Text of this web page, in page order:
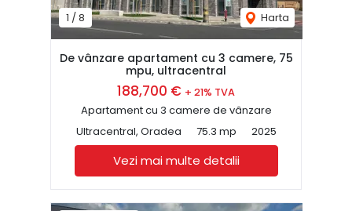
1 /8 Harta
De vânzare apartament cu 3 camere, 75
mpu, ultracentral
188,700 € + 21% TVA
Apartament cu 3 camere de vânzare
Ultracentral, Oradea
75.3 mp 2025
Vezi mai multe detalii